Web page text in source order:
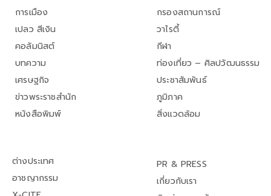
การเมือง
เปลว สีเงิน
คอลัมนิสต์
บทความ
เศรษฐกิจ
ข่าวพระราชสำนัก
หนังสือพิมพ์
กรองสถานการณ์
วาไรตี้
กีฬา
ท่องเที่ยว – ศิลปวัฒนธรรม
ประชาสัมพันธ์
ภูมิภาค
สิ่งแวดล้อม
ต่างประเทศ
อาชญากรรม
PR & PRESS
เกี่ยวกับเรา